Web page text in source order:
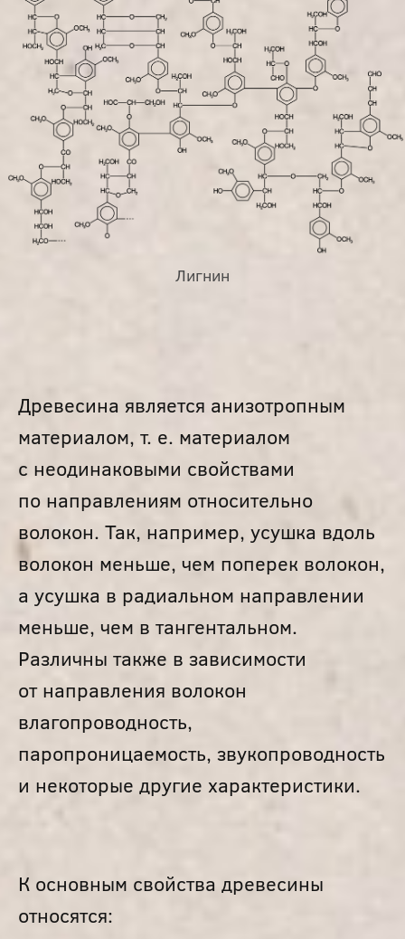
Лигнин
Древесина является анизотропным
материалом, т. е. материалом
с неодинаковыми свойствами
по направлениям относительно
волокон. Так, например, усушка вдоль
волокон меньше, чем поперек волокон,
а усушка в радиальном направлении
меньше, чем в тангентальном.
Различны также в зависимости
от направления волокон
влагопроводность,
паропроницаемость, звукопроводность
и некоторые другие характеристики.
К основным свойства древесины
относятся: